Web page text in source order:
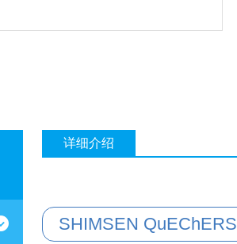
详细介绍
SHIMSEN QuEChERS